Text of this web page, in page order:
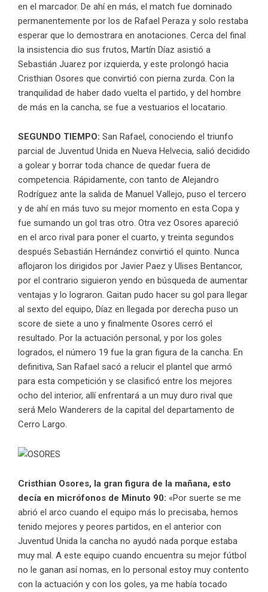
en el marcador. De ahí en más, el match fue dominado
permanentemente por los de Rafael Peraza y solo restaba
esperar que lo demostrara en anotaciones. Cerca del final
la insistencia dio sus frutos, Martín Díaz asistió a
Sebastián Juarez por izquierda, y este prolongó hacia
Cristhian Osores que convirtió con pierna zurda. Con la
tranquilidad de haber dado vuelta el partido, y del hombre
de más en la cancha, se fue a vestuarios el locatario.
SEGUNDO TIEMPO: San Rafael, conociendo el triunfo
parcial de Juventud Unida en Nueva Helvecia, salió decidido
a golear y borrar toda chance de quedar fuera de
competencia. Rápidamente, con tanto de Alejandro
Rodríguez ante la salida de Manuel Vallejo, puso el tercero
y de ahí en más tuvo su mejor momento en esta Copa y
fue sumando un gol tras otro. Otra vez Osores apareció
en el arco rival para poner el cuarto, y treinta segundos
después Sebastián Hernández convirtió el quinto. Nunca
aflojaron los dirigidos por Javier Paez y Ulises Bentancor,
por el contrario siguieron yendo en búsqueda de aumentar
ventajas y lo lograron. Gaitan pudo hacer su gol para llegar
al sexto del equipo, Díaz en llegada por derecha puso un
score de siete a uno y finalmente Osores cerró el
resultado. Por la actuación personal, y por los goles
logrados, el número 19 fue la gran figura de la cancha. En
definitiva, San Rafael sacó a relucir el plantel que armó
para esta competición y se clasificó entre los mejores
ocho del interior, allí enfrentará a un muy duro rival que
será Melo Wanderers de la capital del departamento de
Cerro Largo.
Cristhian Osores, la gran figura de la mañana, esto
decía en micrófonos de Minuto 90: «Por suerte se me
abrió el arco cuando el equipo más lo precisaba, hemos
tenido mejores y peores partidos, en el anterior con
Juventud Unida la cancha no ayudó nada porque estaba
muy mal. A este equipo cuando encuentra su mejor fútbol
no le ganan así nomas, en lo personal estoy muy contento
con la actuación y con los goles, ya me había tocado